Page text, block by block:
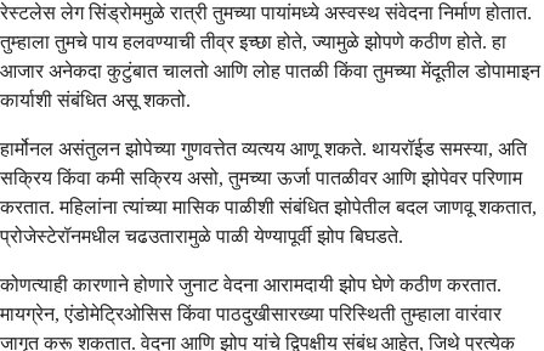
रेस्टलेस लेग सिंड्रोममुळे रात्री तुमच्या पायांमध्ये अस्वस्थ संवेदना निर्माण होतात.
तुम्हाला तुमचे पाय हलवण्याची तीव्र इच्छा होते, ज्यामुळे झोपणे कठीण होते. हा
आजार अनेकदा कुटुंबात चालतो आणि लोह पातळी किंवा तुमच्या मेंदूतील डोपामाइन
कार्याशी संबंधित असू शकतो.
हार्मोनल असंतुलन झोपेच्या गुणवत्तेत व्यत्यय आणू शकते. थायरॉईड समस्या, अति
सक्रिय किंवा कमी सक्रिय असो, तुमच्या ऊर्जा पातळीवर आणि झोपेवर परिणाम
करतात. महिलांना त्यांच्या मासिक पाळीशी संबंधित झोपेतील बदल जाणवू शकतात,
प्रोजेस्टेरॉनमधील चढउतारामुळे पाळी येण्यापूर्वी झोप बिघडते.
कोणत्याही कारणाने होणारे जुनाट वेदना आरामदायी झोप घेणे कठीण करतात.
मायग्रेन, एंडोमेट्रिओसिस किंवा पाठदुखीसारख्या परिस्थिती तुम्हाला वारंवार
जागृत करू शकतात. वेदना आणि झोप यांचे द्विपक्षीय संबंध आहेत, जिथे प्रत्येक